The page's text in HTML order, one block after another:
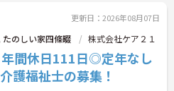
更新日：2026年08月07日
のしい家四條畷 株式会社ケア２１
年間休日111日◎定年なし
護福祉士の募集！